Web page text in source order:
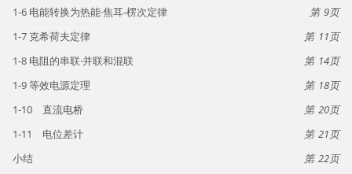
1-6 电能转换为热能·焦耳-楞次定律
9
1-7 克希荷夫定律
11
1-8 电阻的串联·并联和混联
14
1-9 等效电源定理
18
1-10 直流电桥
20
1-11 电位差计
21
小结
22